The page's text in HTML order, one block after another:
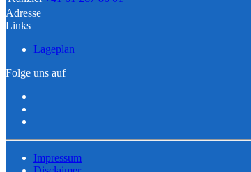
Adresse
Links
Lageplan
Folge uns auf
Impressum